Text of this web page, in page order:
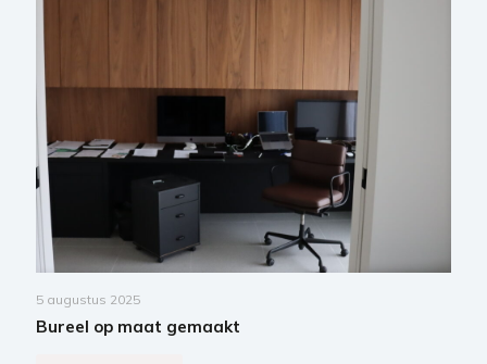
5 augustus 2025
Bureel op maat gemaakt